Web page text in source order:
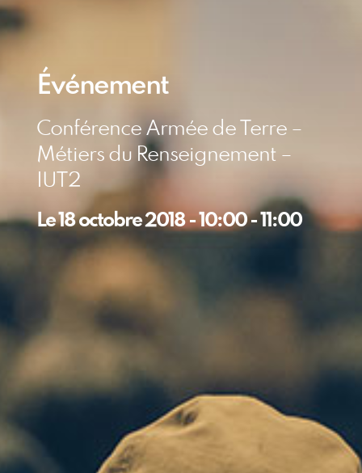
Événement
Conférence Armée de Terre –
Métiers du Renseignement –
IUT2
Le18 octobre 2018-10:00-11:00